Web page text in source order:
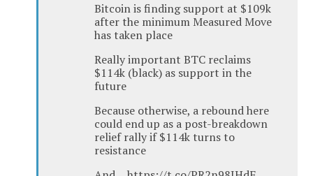
Bitcoin is finding support at $109k
after the minimum Measured Move
has taken place
Really important BTC reclaims
$114k (black) as support in the
future
Because otherwise, a rebound here
could end up as a post-breakdown
relief rally if $114k turns to
resistance